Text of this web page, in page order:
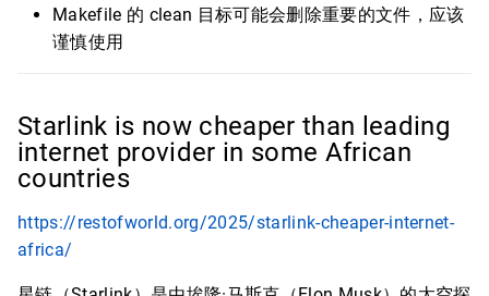
Makefile 的 clean 目标可能会删除重要的文件，应该
谨慎使用
Starlink is now cheaper than leading
internet provider in some African
countries
https://restofworld.org/2025/starlink-cheaper-internet-
africa/